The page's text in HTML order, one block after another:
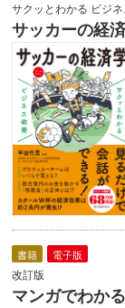
サクッとわかる ビジ
サッカーの経
書籍 電子版
改訂版
マンガでわか